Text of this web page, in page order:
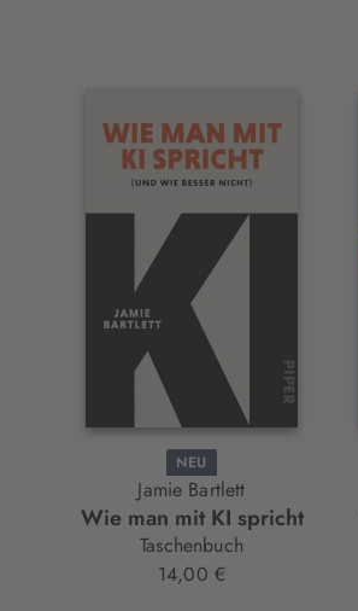
Interaktives
Slider-
NEU
Jamie Bartlett
Wie man mit KI spricht
Taschenbuch
14,00 €